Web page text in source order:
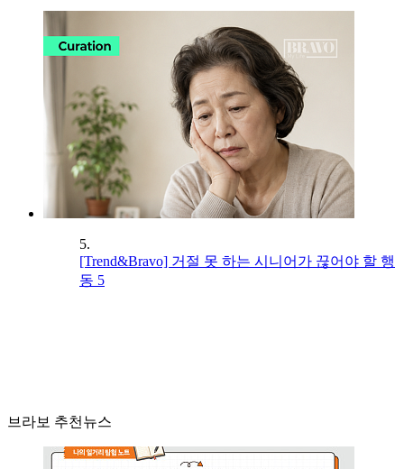
5.
[Trend&Bravo] 거절 못 하는 시니어가 끊어야 할 행
동 5
브라보 추천뉴스